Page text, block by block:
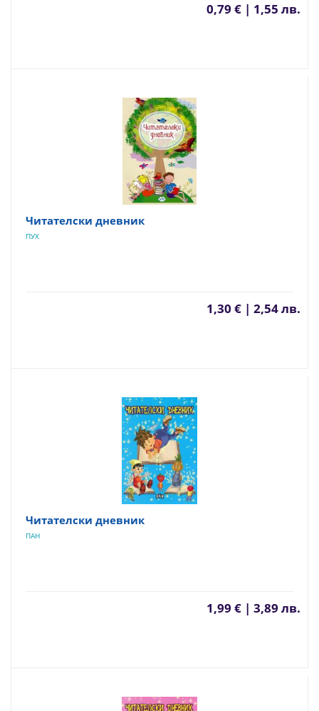
0,79 € | 1,55 лв.
Читателски дневник
ПУХ
1,30 € | 2,54 лв.
Читателски дневник
ПАН
1,99 € | 3,89 лв.